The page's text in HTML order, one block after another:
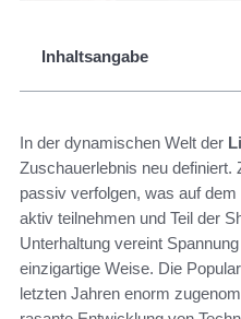
Inhaltsangabe
In der dynamischen Welt der
Zuschauerlebnis neu definiert.
passiv verfolgen, was auf
aktiv teilnehmen und Teil der
Unterhaltung vereint
einzigartige Weise. Die
letzten Jahren enorm